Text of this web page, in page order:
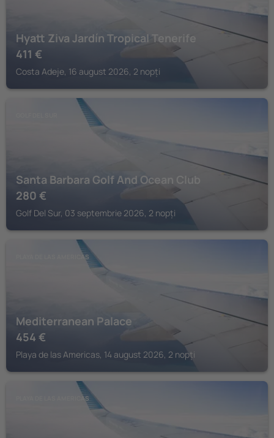
Hyatt Ziva Jardín Tropical Tenerife
411 €
Costa Adeje, 16 august 2026, 2 nopți
Santa Barbara Golf And Ocean Club
280 €
Golf Del Sur, 03 septembrie 2026, 2 nopți
PLAYA DE LAS AMERICAS
Mediterranean Palace
454 €
Playa de las Americas, 14 august 2026, 2 nopți
PLAYA DE LAS AMERICAS